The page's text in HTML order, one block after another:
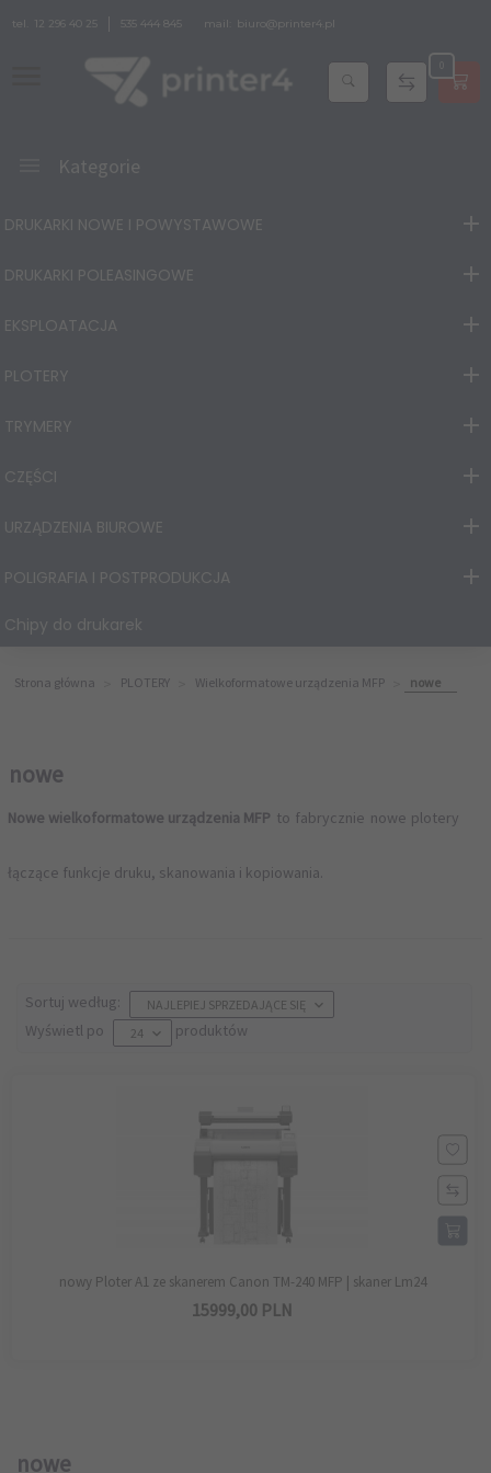
tel. 12 296 40 25 535 444 845 mail: biuro@printer4.pl
Kategorie
DRUKARKI NOWE I POWYSTAWOWE
DRUKARKI POLEASINGOWE
EKSPLOATACJA
PLOTERY
TRYMERY
CZĘŚCI
URZĄDZENIA BIUROWE
POLIGRAFIA I POSTPRODUKCJA
Chipy do drukarek
Strona główna PLOTERY Wielkoformatowe urządzenia MFP nowe
nowe
Nowe wielkoformatowe urządzenia MFP to fabrycznie nowe plotery
łączące funkcje druku, skanowania i kopiowania.
Sortuj według: sortNAJLEPIEJ SPRZEDAJĄCE SIĘ
Wyświetl po 24 produktów
nowy Ploter A1 ze skanerem Canon TM-240 MFP | skaner Lm24
15999,00 PLN
nowe